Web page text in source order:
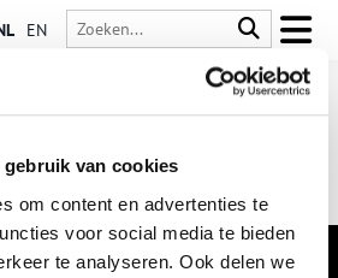
gebruik van cookies
om content en advertenties te
voor social media te bieden
te analyseren. Ook delen we
EN